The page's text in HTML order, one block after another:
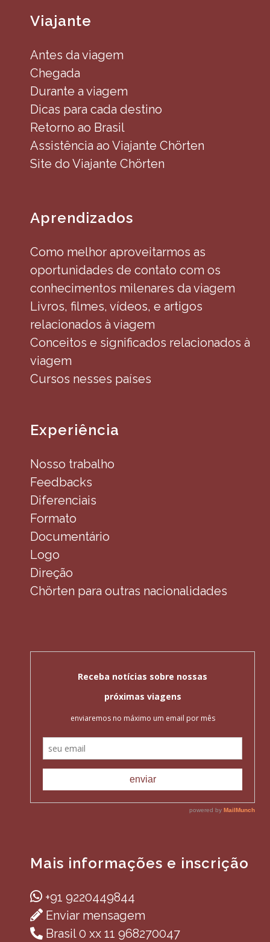
Viajante
Antes da viagem
Chegada
Durante a viagem
Dicas para cada destino
Retorno ao Brasil
Assistência ao Viajante Chörten
Site do Viajante Chörten
Aprendizados
Como melhor aproveitarmos as
oportunidades de contato com os
conhecimentos milenares da viagem
Livros, filmes, vídeos, e artigos
relacionados à viagem
Conceitos e significados relacionados à
viagem
Cursos nesses países
Experiência
Nosso trabalho
Feedbacks
Diferenciais
Formato
Documentário
Logo
Direção
Chörten para outras nacionalidades
Mais informações e inscrição
+91 9220449844
Enviar mensagem
Brasil 0 xx 11 968270047